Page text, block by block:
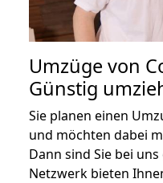
Umzüge von
Günstig
Sie planen einen
und möchten dabei
Dann sind Sie bei
Netzwerk bieten